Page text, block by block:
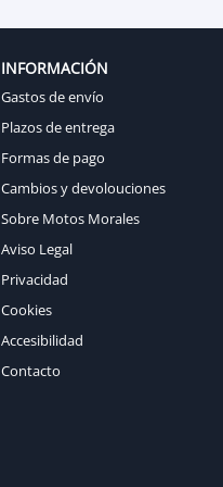
INFORMACIÓN
Gastos de envío
Plazos de entrega
Formas de pago
Cambios y devolouciones
Sobre Motos Morales
Aviso Legal
Privacidad
Cookies
Accesibilidad
Contacto